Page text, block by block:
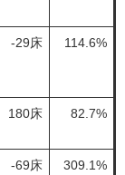
-29床 114.6%
180床 82.7%
-69床 309.1%